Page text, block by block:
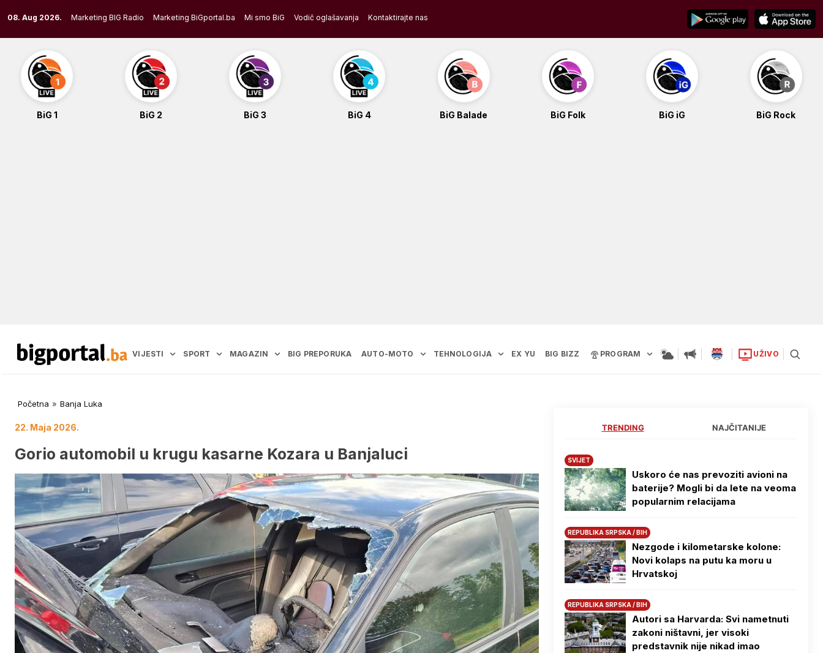
to
content
08. Aug 2026. Marketing BIG Radio Marketing BiGportal.ba Mi smo BiG Vodič oglašavanja Kontaktirajte nas
BiG 1 BiG 2 BiG 3 BiG 4 BiG Balade BiG Folk BiG iG BiG Rock
VIJESTI SPORT MAGAZIN BIG PREPORUKA AUTO-MOTO TEHNOLOGIJA EX YU BIG BIZZ PROGRAM UŽIVO
Početna » Banja Luka
22. Maja 2026.
Gorio automobil u krugu kasarne Kozara u Banjaluci
TRENDING NAJČITANIJE
SVIJET
Uskoro će nas prevoziti avioni na
baterije? Mogli bi da lete na veoma
popularnim relacijama
REPUBLIKA SRPSKA / BIH
Nezgode i kilometarske kolone:
Novi kolaps na putu ka moru u
Hrvatskoj
REPUBLIKA SRPSKA / BIH
Autori sa Harvarda: Svi nametnuti
zakoni ništavni, jer visoki
predstavnik nije nikad imao